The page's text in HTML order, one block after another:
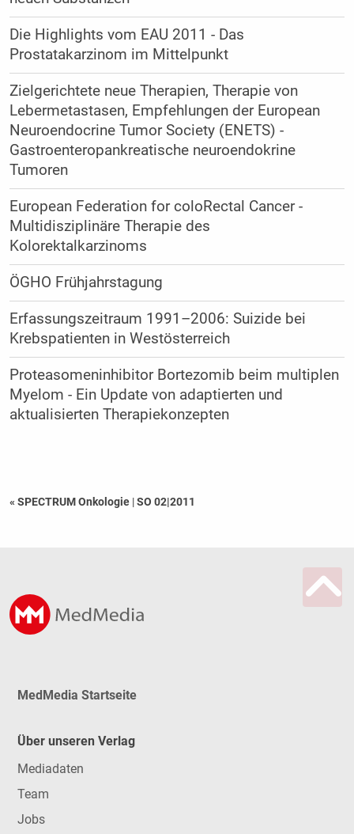
Die Highlights vom EAU 2011 - Das
Prostatakarzinom im Mittelpunkt
Zielgerichtete neue Therapien, Therapie von
Lebermetastasen, Empfehlungen der European
Neuroendocrine Tumor Society (ENETS) -
Gastroenteropankreatische neuroendokrine
Tumoren
European Federation for coloRectal Cancer -
Multidisziplinäre Therapie des
Kolorektalkarzinoms
ÖGHO Frühjahrstagung
Erfassungszeitraum 1991–2006: Suizide bei
Krebspatienten in Westösterreich
Proteasomeninhibitor Bortezomib beim multiplen
Myelom - Ein Update von adaptierten und
aktualisierten Therapiekonzepten
« SPECTRUM Onkologie |SO 02|2011
MedMedia Startseite
Über unseren Verlag
Mediadaten
Team
Jobs